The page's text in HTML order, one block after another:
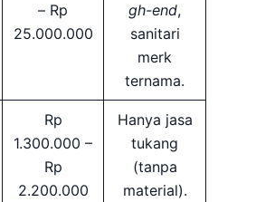
– Rp
25.000.000
gh-end,
sanitari
merk
ternama.
Rp
1.300.000 –
Rp
2.200.000
Hanya jasa
tukang
(tanpa
material).